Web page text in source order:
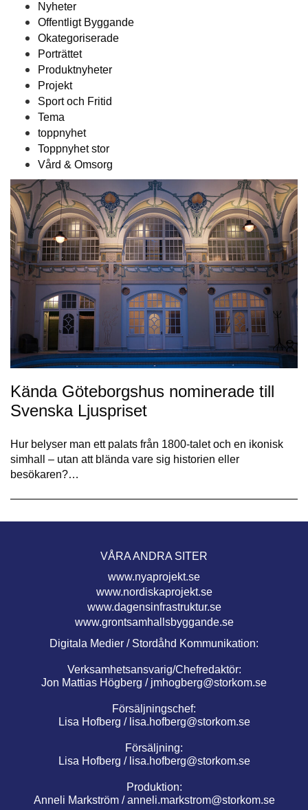
Nyheter
Offentligt Byggande
Okategoriserade
Porträttet
Produktnyheter
Projekt
Sport och Fritid
Tema
toppnyhet
Toppnyhet stor
Vård & Omsorg
Kända Göteborgshus nominerade till
Svenska Ljuspriset
Hur belyser man ett palats från 1800-talet och en ikonisk
simhall – utan att blända vare sig historien eller
besökaren?…
VÅRA ANDRA SITER
www.nyaprojekt.se
www.nordiskaprojekt.se
www.dagensinfrastruktur.se
www.grontsamhallsbyggande.se
Digitala Medier / Stordåhd Kommunikation:
Verksamhetsansvarig/Chefredaktör:
Jon Mattias Högberg / jmhogberg@storkom.se
Försäljningschef:
Lisa Hofberg / lisa.hofberg@storkom.se
Försäljning:
Lisa Hofberg / lisa.hofberg@storkom.se
Produktion:
Anneli Markström /anneli.markstrom@storkom.se